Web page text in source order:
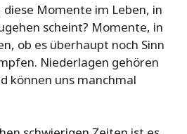
Momente im Leben, in
scheint? Momente, in
ob es überhaupt noch Sinn
Niederlagen gehören
können uns manchmal